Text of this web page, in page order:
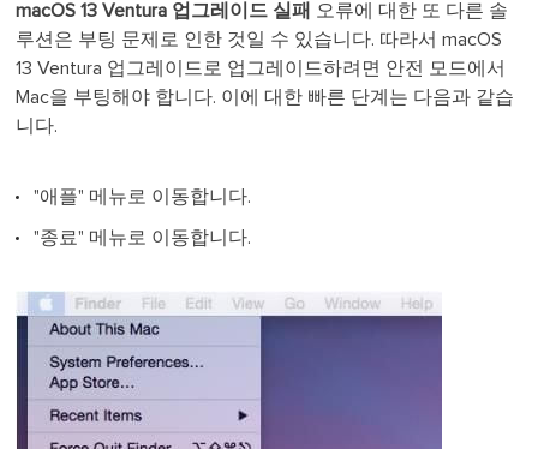
macOS 13 Ventura 업그레이드 실패 오류에 대한 또 다른 솔
루션은 부팅 문제로 인한 것일 수 있습니다. 따라서 macOS
13 Ventura 업그레이드로 업그레이드하려면 안전 모드에서
Mac을 부팅해야 합니다. 이에 대한 빠른 단계는 다음과 같습
니다.
"애플" 메뉴로 이동합니다.
"종료" 메뉴로 이동합니다.